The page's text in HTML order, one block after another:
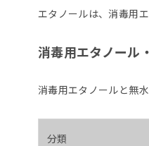
エタノールは、消毒用
消毒用エタノール
消毒用エタノールと無
分類